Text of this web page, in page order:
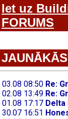
Iet uz
FORUMS